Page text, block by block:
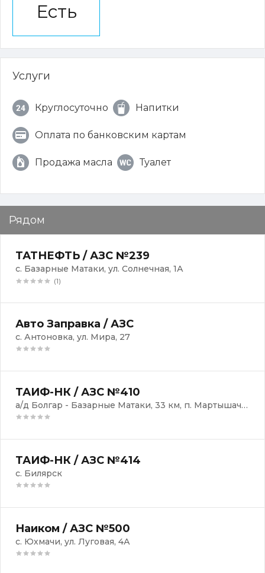
Есть
Услуги
Круглосуточно Напитки
Оплата по банковским картам
Продажа масла Туалет
Рядом
ТАТНЕФТЬ / АЗС №239
с. Базарные Матаки, ул. Солнечная, 1А
(1)
Авто Заправка / АЗС
с. Антоновка, ул. Мира, 27
ТАИФ-НК / АЗС №410
а/д Болгар - Базарные Матаки, 33 км, п. Мартышачий
ТАИФ-НК / АЗС №414
с. Билярск
Наиком / АЗС №500
с. Юхмачи, ул. Луговая, 4А